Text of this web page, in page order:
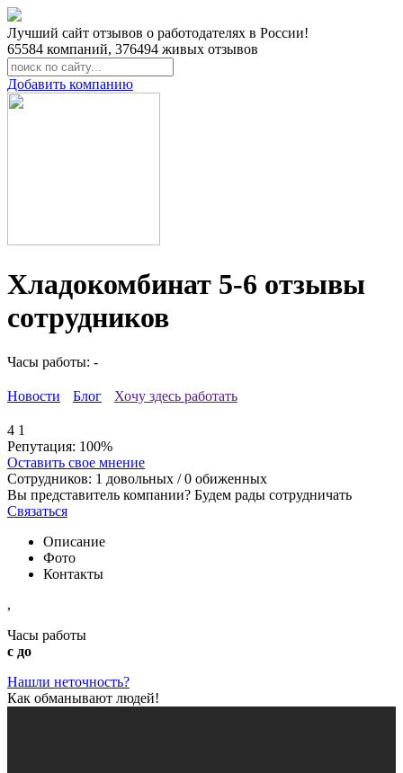
Лучший сайт отзывов о работодателях в России!
65584 компаний, 376494 живых отзывов
Добавить компанию
Хладокомбинат 5-6 отзывы
сотрудников
Часы работы: -
Новости Блог Хочу здесь работать
4 1
Репутация: 100%
Оставить свое мнение
Сотрудников: 1 довольных /0 обиженных
Вы представитель компании? Будем рады сотрудничать
Связаться
Описание
Фото
Контакты
,
Часы работы
с до
Нашли неточность?
Как обманывают людей!